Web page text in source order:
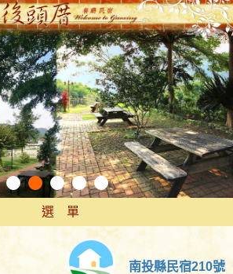
選 單
南投縣民宿210號